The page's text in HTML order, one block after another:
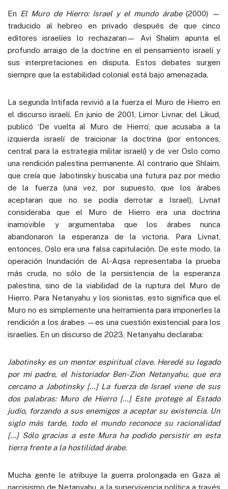
En El Muro de Hierro: Israel y el mundo árabe (2000) —
traducido al hebreo en privado después de que cinco
editores israelíes lo rechazaran— Avi Shalim apunta el
profundo arraigo de la doctrine en el pensamiento israelí y
sus interpretaciones en disputa. Estos debates surgen
siempre que la estabilidad colonial está bajo amenazada.
La segunda Intifada revivió a la fuerza el Muro de Hierro en
el discurso israelí. En junio de 2001, Limor Livnar, del Likud,
publicó ‘De vuelta al Muro de Hierro’, que acusaba a la
izquierda israelí de traicionar la doctrina (por entonces,
central para la estrategia militar israelí) y de ver Oslo como
una rendición palestina permanente. Al contrario que Shlaim,
que creía que Jabotinsky buscaba una futura paz por medio
de la fuerza (una vez, por supuesto, que los árabes
aceptaran que no se podía derrotar a Israel), Livnat
consideraba que el Muro de Hierro era una doctrina
inamovible y argumentaba que los árabes nunca
abandonaron la esperanza de la victoria. Para Livnat,
entonces, Oslo era una falsa capitulación. De este modo, la
operación Inundación de Al-Aqsa representaba la prueba
más cruda, no sólo de la persistencia de la esperanza
palestina, sino de la viabilidad de la ruptura del Muro de
Hierro. Para Netanyahu y los sionistas, esto significa que el
Muro no es simplemente una herramienta para imponerles la
rendición a los árabes —es una cuestión existencial para los
israelíes. En un discurso de 2023, Netanyahu declaraba:
Jabotinsky es un mentor espiritual clave. Heredé su legado
por mi padre, el historiador Ben-Zion Netanyahu, que era
cercano a Jabotinsky […] La fuerza de Israel viene de sus
dos palabras: Muro de Hierro […] Este protege al Estado
judío, forzando a sus enemigos a aceptar su existencia. Un
siglo más tarde, todo el mundo reconoce su racionalidad
[…] Sólo gracias a este Mura ha podido persistir en esta
tierra frente a la hostilidad árabe.
Mucha gente le atribuye la guerra prolongada en Gaza al
narcisismo de Netanyahu, a la supervivencia política a través